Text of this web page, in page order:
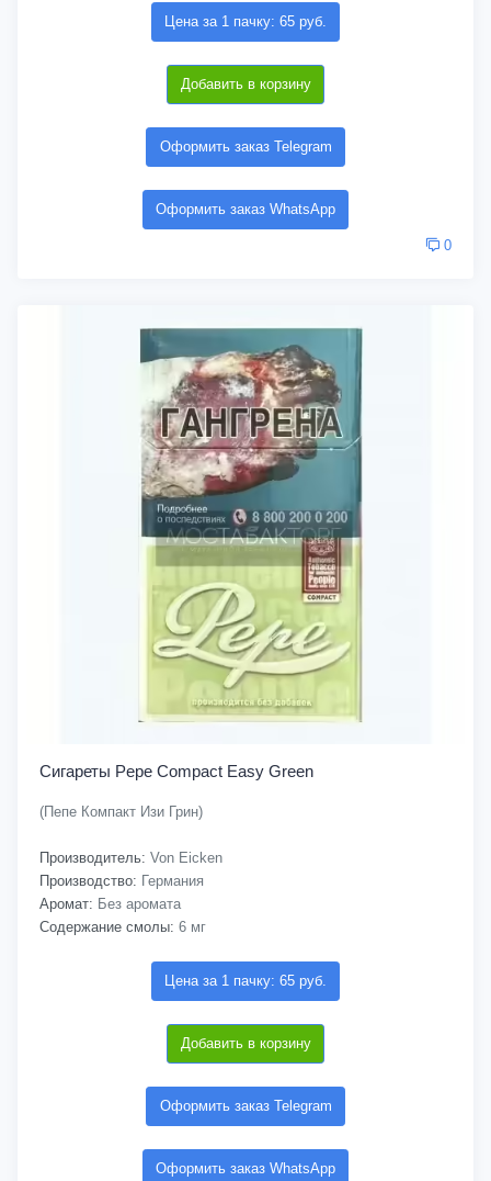
Цена за 1 пачку: 65 руб.
Добавить в корзину
Оформить заказ Telegram
Оформить заказ WhatsApp
0
Сигареты Pepe Compact Easy Green
(Пепе Компакт Изи Грин)
Производитель: Von Eicken
Производство: Германия
Аромат: Без аромата
Содержание смолы: 6 мг
Цена за 1 пачку: 65 руб.
Добавить в корзину
Оформить заказ Telegram
Оформить заказ WhatsApp